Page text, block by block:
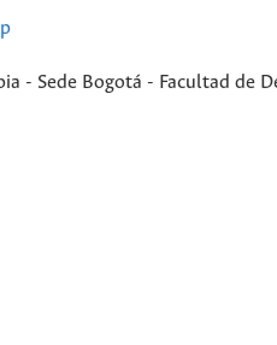
- Sede Bogotá - Facultad de